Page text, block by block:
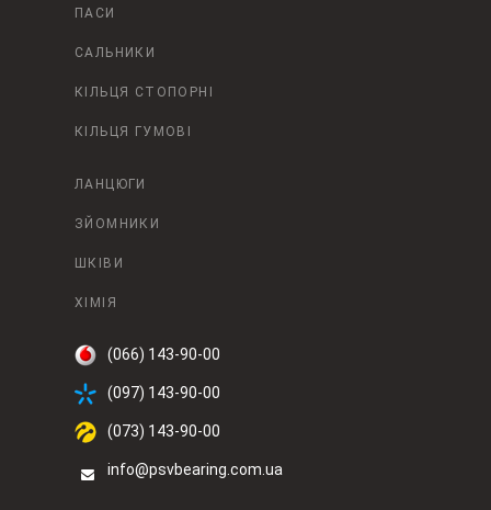
ПАСИ
САЛЬНИКИ
КІЛЬЦЯ СТОПОРНІ
КІЛЬЦЯ ГУМОВІ
ЛАНЦЮГИ
ЗЙОМНИКИ
ШКІВИ
ХІМІЯ
(066) 143-90-00
(097) 143-90-00
(073) 143-90-00
info@psvbearing.com.ua